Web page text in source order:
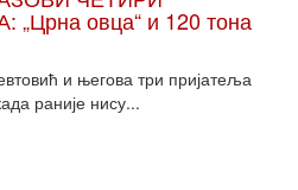
овца“ и 120 тона
и његова три пријатеља
раније нису...